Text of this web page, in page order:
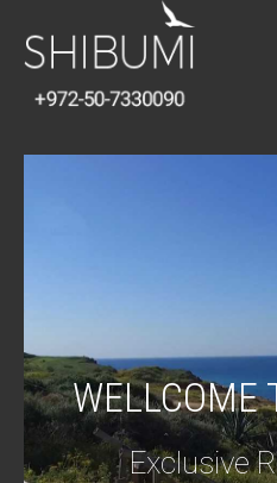
WELLCOME
Exclusive